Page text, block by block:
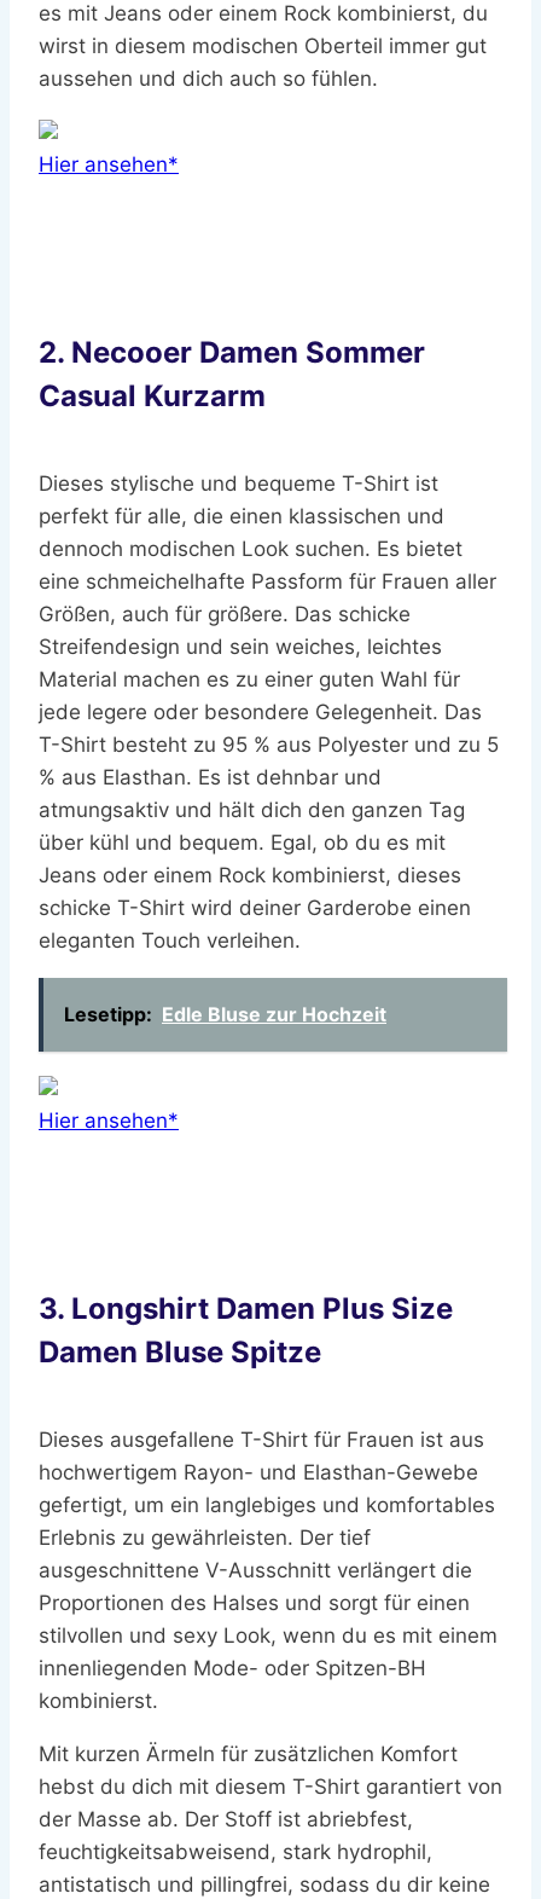
es mit Jeans oder einem Rock kombinierst, du
wirst in diesem modischen Oberteil immer gut
aussehen und dich auch so fühlen.
Hier ansehen*
2. Necooer Damen Sommer
Casual Kurzarm
Dieses stylische und bequeme T-Shirt ist
perfekt für alle, die einen klassischen und
dennoch modischen Look suchen. Es bietet
eine schmeichelhafte Passform für Frauen aller
Größen, auch für größere. Das schicke
Streifendesign und sein weiches, leichtes
Material machen es zu einer guten Wahl für
jede legere oder besondere Gelegenheit. Das
T-Shirt besteht zu 95 % aus Polyester und zu 5
% aus Elasthan. Es ist dehnbar und
atmungsaktiv und hält dich den ganzen Tag
über kühl und bequem. Egal, ob du es mit
Jeans oder einem Rock kombinierst, dieses
schicke T-Shirt wird deiner Garderobe einen
eleganten Touch verleihen.
Lesetipp: Edle Bluse zur Hochzeit
Hier ansehen*
3. Longshirt Damen Plus Size
Damen Bluse Spitze
Dieses ausgefallene T-Shirt für Frauen ist aus
hochwertigem Rayon- und Elasthan-Gewebe
gefertigt, um ein langlebiges und komfortables
Erlebnis zu gewährleisten. Der tief
ausgeschnittene V-Ausschnitt verlängert die
Proportionen des Halses und sorgt für einen
stilvollen und sexy Look, wenn du es mit einem
innenliegenden Mode- oder Spitzen-BH
kombinierst.
Mit kurzen Ärmeln für zusätzlichen Komfort
hebst du dich mit diesem T-Shirt garantiert von
der Masse ab. Der Stoff ist abriebfest,
feuchtigkeitsabweisend, stark hydrophil,
antistatisch und pillingfrei, sodass du dir keine